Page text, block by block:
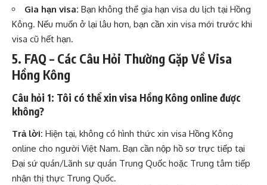
Gia hạn visa: Bạn không thể gia hạn visa du lịch tại Hồng
Kông. Nếu muốn ở lại lâu hơn, bạn cần xin visa mới trước khi
visa cũ hết hạn.
5. FAQ – Các Câu Hỏi Thường Gặp Về Visa
Hồng Kông
Câu hỏi 1: Tôi có thể xin visa Hồng Kông online được
không?
Trả lời: Hiện tại, không có hình thức xin visa Hồng Kông
online cho người Việt Nam. Bạn cần nộp hồ sơ trực tiếp tại
Đại sứ quán/Lãnh sự quán Trung Quốc hoặc Trung tâm tiếp
nhận thị thực Trung Quốc.